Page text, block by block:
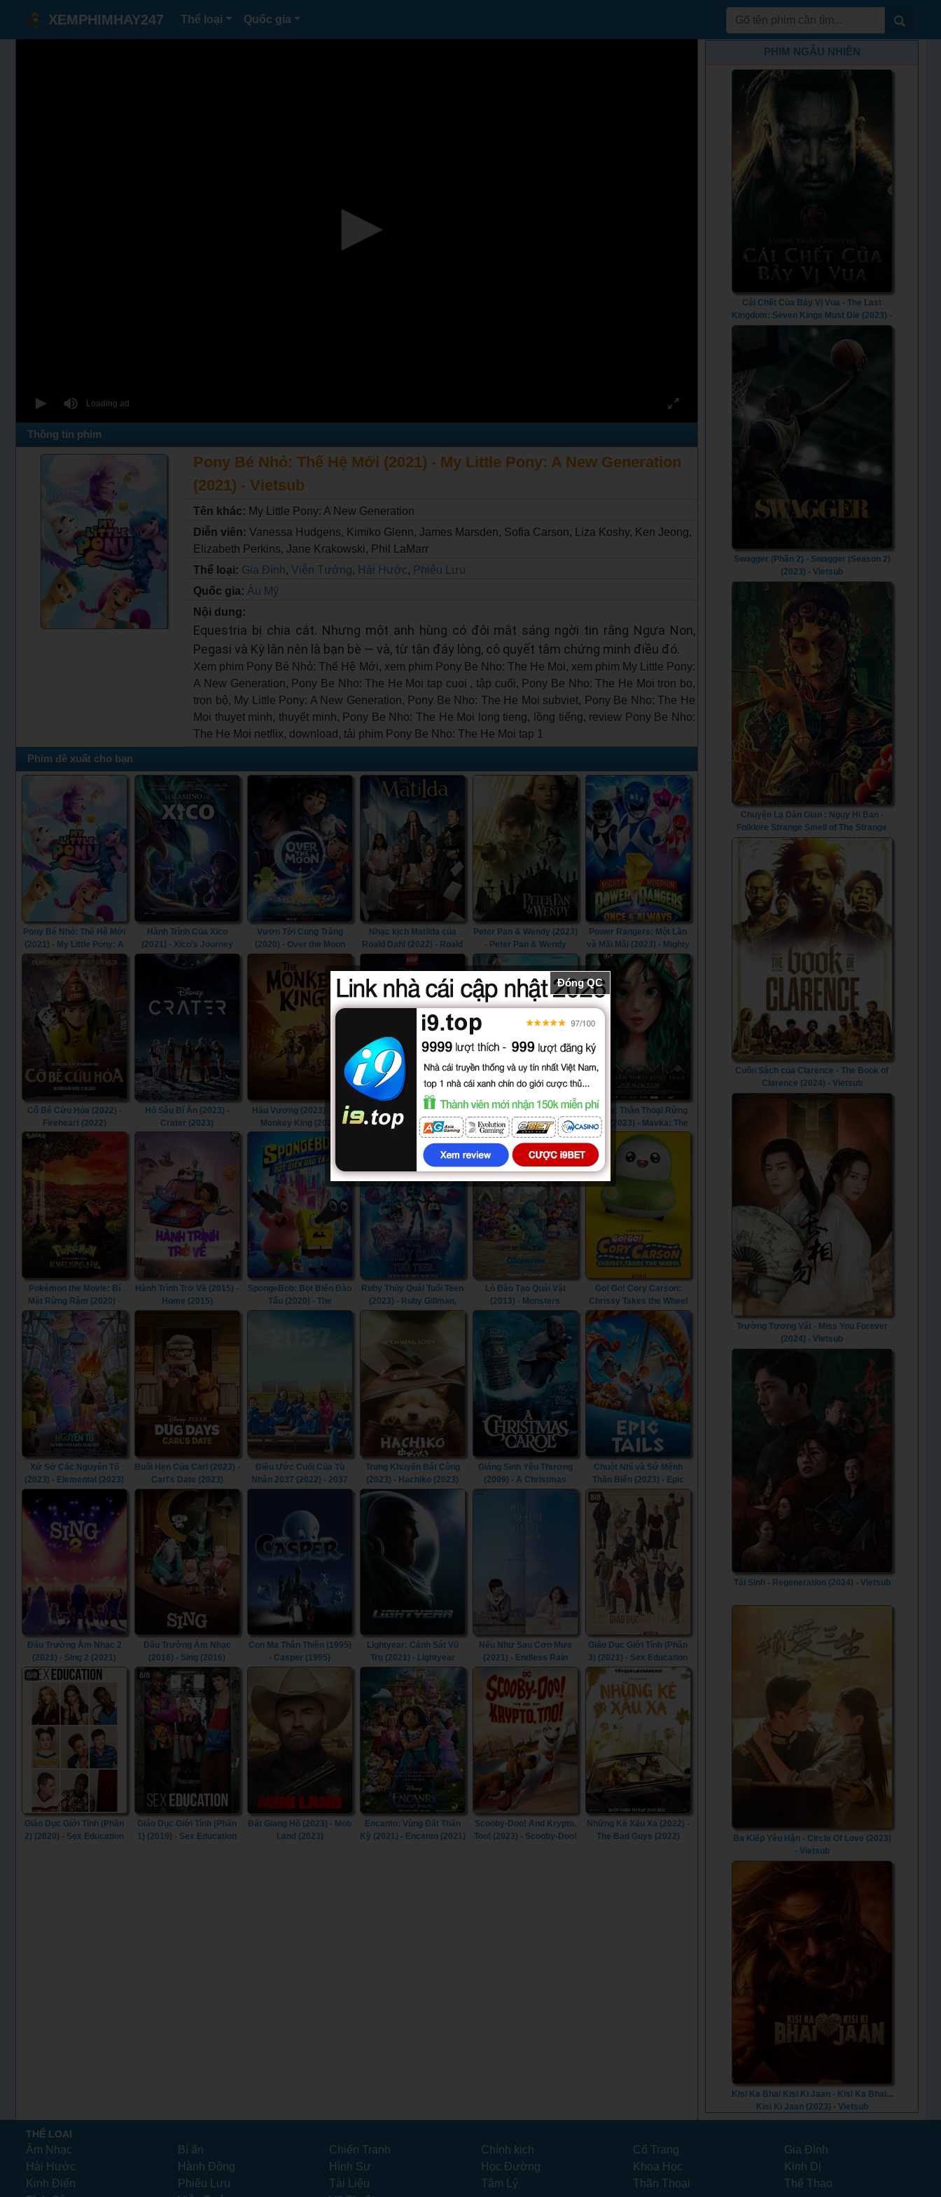
XEMPHIMHAY247 Thể loại Quốc gia
Thông tin phim
Pony Bé Nhỏ: Thế Hệ Mới (2021) - My Little Pony: A New Generation
(2021) - Vietsub
Tên khác: My Little Pony: A New Generation
Diễn viên:Vanessa Hudgens, Kimiko Glenn, James Marsden, Sofia Carson, Liza Koshy, Ken Jeong,
Elizabeth Perkins, Jane Krakowski, Phil LaMarr
Thể loại: Gia Đình,Viễn Tưởng, Hài Hước, Phiêu Lưu
Quốc gia: Âu Mỹ
Nội dung:
Equestria bị chia cắt. Nhưng một anh hùng có đôi mắt sáng ngời tin rằng Ngựa Non,
Pegasi và Kỳ lân nên là bạn bè — và, từ tận đáy lòng, cô quyết tâm chứng minh điều đó.
Xem phim Pony Bé Nhỏ: Thế Hệ Mới, xem phim Pony Be Nho: The He Moi, xem phim My Little Pony:
A New Generation, Pony Be Nho: The He Moi tap cuoi , tập cuối, Pony Be Nho: The He Moi tron bo,
trọn bộ, My Little Pony: A New Generation, Pony Be Nho: The He Moi subviet, Pony Be Nho: The He
Moi thuyet minh, thuyết minh, Pony Be Nho: The He Moi long tieng, lồng tiếng, review Pony Be Nho:
The He Moi netflix, download, tải phim Pony Be Nho: The He Moi tap 1
Phim đề xuất cho bạn
Pony Bé Nhỏ: Thế Hệ Mới
(2021) - My Little Pony: A
New Generation (2021)
Hành Trình Của Xico
(2021) - Xico's Journey
(2021)
Vươn Tới Cung Trăng
(2020) - Over the Moon
Nhạc kịch Matilda của
Roald Dahl (2022) - Roald
Dahl's Matilda the Musical
(2022)
Peter Pan & Wendy (2023)
- Peter Pan & Wendy
(2023)
Power Rangers: Một Lần
và Mãi Mãi (2023) - Mighty
Morphin Power Rangers:
Once & Always (2023)
Cô Bé Cứu Hỏa (2022) -
Fireheart (2022)
Hố Sâu Bí Ẩn (2023) -
Crater (2023)
Hầu Vương (2023) - The
Monkey King (2023)
LEGO Công Chúa Disney:
Nhiệm Vụ Lâu Đài (2023) -
LEGO Disney Princess:
The Castle Quest (2023)
Tay Đua Kiệt Xuất (2023) -
Rally Road Racers (2023)
Mavka: Thần Thoại Rừng
Xanh (2023) - Mavka: The
Forest Song (2023)
Pokémon the Movie: Bí
Mật Rừng Rậm (2020) -
Pokémon the Movie:
Secrets of the Jungle
(2020)
Hành Trình Trở Về (2015) -
Home (2015)
SpongeBob: Bọt Biển Đào
Tẩu (2020) - The
Sponge on the Run (2020)
Ruby Thủy Quái Tuổi Teen
(2023) - Ruby Gillman,
Teenage Kraken (2023)
Lò Đào Tạo Quái Vật
(2013) - Monsters
University (2013)
Go! Go! Cory Carson:
Chrissy Takes the Wheel
(2021) - Go! Go! Cory
Carson: Chrissy Takes
the Wheel (2021)
Xứ Sở Các Nguyên Tố
(2023) - Elemental (2023)
Buổi Hẹn Của Carl (2023) -
Carl's Date (2023)
Điều Ước Cuối Của Tù
Nhân 2037 (2022) - 2037
(2022)
Trung Khuyển Bát Công
(2023) - Hachiko (2023)
Giáng Sinh Yêu Thương
(2009) - A Christmas
Carol (2009)
Chuột Nhí và Sứ Mệnh
Thần Biển (2023) - Epic
Tails (2023)
Đấu Trường Âm Nhạc 2
(2021) - Sing 2 (2021)
Đấu Trường Âm Nhạc
(2016) - Sing (2016)
Con Ma Thân Thiện (1995)
- Casper (1995)
Lightyear: Cảnh Sát Vũ
Trụ (2021) - Lightyear
(2022) (2021)
Nếu Như Sau Cơn Mưa
(2021) - Endless Rain
(2021)
8/8
Giáo Dục Giới Tính (Phần
3) (2021) - Sex Education
(Season 3) (2021)
8/8
Giáo Dục Giới Tính (Phần
2) (2020) - Sex Education
8/8
Giáo Dục Giới Tính (Phần
1) (2019) - Sex Education
Đất Giang Hồ (2023) - Mob
Land (2023)
Encanto: Vùng Đất Thần
Kỳ (2021) - Encanto (2021)
Scooby-Doo! And Krypto,
Too! (2023) - Scooby-Doo!
Những Kẻ Xấu Xa (2022) -
The Bad Guys (2022)
PHIM NGẪU NHIÊN
Cái Chết Của Bảy Vị Vua - The Last
Kingdom: Seven Kings Must Die (2023) -
Vietsub
Swagger (Phần 2) - Swagger (Season 2)
(2023) - Vietsub
Chuyện Lạ Dân Gian : Ngụy Hi Ban -
Folklore Strange Smell of The Strange
Troupe (2023) - Vietsub
Cuốn Sách của Clarence - The Book of
Clarence (2024) - Vietsub
Trường Tương Vật - Miss You Forever
(2024) - Vietsub
Tái Sinh - Regeneration (2024) - Vietsub
Ba Kiếp Yêu Hận - Circle Of Love (2023)
- Vietsub
Kisi Ka Bhai Kisi Ki Jaan - Kisi Ka Bhai...
Kisi Ki Jaan (2023) - Vietsub
THỂ LOẠI
Âm Nhạc Bí ẩn Chiến Tranh Chính kịch Cổ Trang
Gia Đình
Hài Hước
Hành Động Hình Sự Học Đường Khoa Học
Kinh Dị
Kinh Điển
Phiêu Lưu Tài Liệu Tâm Lý Thần Thoại
Thể Thao
Đóng QC